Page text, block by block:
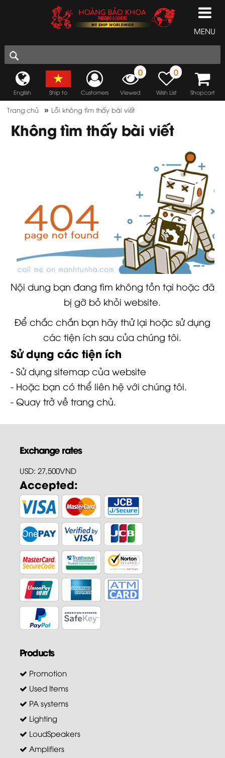
MENU
English Ship to Customers
0
Viewed
0
Wish List Shopcart
Trang chủ » Lỗi không tìm thấy bài viết
Không tìm thấy bài viết
Nội dung bạn đang tìm không tồn tại hoặc đã
bị gỡ bỏ khỏi website.
Để chắc chắn bạn hãy thử lại hoặc sử dụng
các tiện ích sau của chúng tôi.
Sử dụng các tiện ích
- Sử dụng sitemapcủa website
- Hoặc bạn có thể liên hệ với chúng tôi.
- Quay trở về trang chủ.
Exchange rates
USD: 27,500VND
Accepted:
Products
Promotion
Used Items
PA systems
Lighting
LoudSpeakers
Amplifiers